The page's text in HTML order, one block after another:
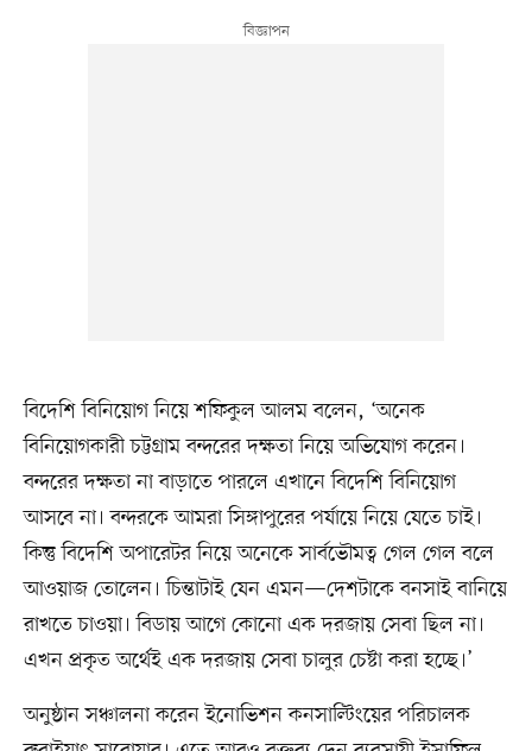
বিদেশি বিনিয়োগ নিয়ে শফিকুল আলম বলেন, ‘অনেক
বিনিয়োগকারী চট্টগ্রাম বন্দরের দক্ষতা নিয়ে অভিযোগ করেন।
বন্দরের দক্ষতা না বাড়াতে পারলে এখানে বিদেশি বিনিয়োগ
আসবে না। বন্দরকে আমরা সিঙ্গাপুরের পর্যায়ে নিয়ে যেতে চাই।
কিন্তু বিদেশি অপারেটর নিয়ে অনেকে সার্বভৌমত্ব গেল গেল বলে
আওয়াজ তোলেন। চিন্তাটাই যেন এমন—দেশটাকে বনসাই বানিয়ে
রাখতে চাওয়া। বিডায় আগে কোনো এক দরজায় সেবা ছিল না।
এখন প্রকৃত অর্থেই এক দরজায় সেবা চালুর চেষ্টা করা হচ্ছে।’
অনুষ্ঠান সঞ্চালনা করেন ইনোভিশন কনসাল্টিংয়ের পরিচালক